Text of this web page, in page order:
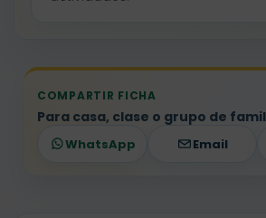
COMPARTIR FICHA
Para casa, clase o grupo de
WhatsApp Email